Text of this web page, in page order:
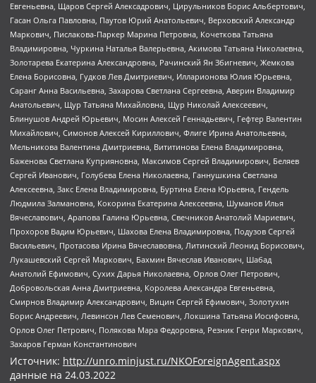
Евгеньевна, Щаров Сергей Алексадрович, Цирульников Борис Альбертович,
Гасан Ольга Павловна, Паутов Юрий Анатольевич, Верховский Александр
Маркович, Пислакова-Паркер Марина Петровна, Кочеткова Татьяна
Владимировна, Чуркина Наталья Валерьевна, Акимова Татьяна Николаевна,
Золотарева Екатерина Александровна, Рачинский Ян Збигневич, Жемкова
Елена Борисовна, Гудков Лев Дмитриевич, Илларионова Юлия Юрьевна,
Саранг Анна Васильевна, Захарова Светлана Сергеевна, Аверин Владимир
Анатольевич, Щур Татьяна Михайловна, Щур Николай Алексеевич,
Блинушов Андрей Юрьевич, Мосин Алексей Геннадьевич, Гефтер Валентин
Михайлович, Симонов Алексей Кириллович, Флиге Ирина Анатольевна,
Мельникова Валентина Дмитриевна, Вититинова Елена Владимировна,
Баженова Светлана Куприяновна, Максимов Сергей Владимирович, Беляев
Сергей Иванович, Голубева Елена Николаевна, Ганнушкина Светлана
Алексеевна, Закс Елена Владимировна, Буртина Елена Юрьевна, Гендель
Людмила Залмановна, Кокорина Екатерина Алексеевна, Шуманов Илья
Вячеславович, Арапова Галина Юрьевна, Свечников Анатолий Мариевич,
Прохоров Вадим Юрьевич, Шахова Елена Владимировна, Подузов Сергей
Васильевич, Протасова Ирина Вячеславовна, Литинский Леонид Борисович,
Лукашевский Сергей Маркович, Бахмин Вячеслав Иванович, Шабад
Анатолий Ефимович, Сухих Дарья Николаевна, Орлов Олег Петрович,
Добровольская Анна Дмитриевна, Королева Александра Евгеньевна,
Смирнов Владимир Александрович, Вицин Сергей Ефимович, Золотухин
Борис Андреевич, Левинсон Лев Семенович, Локшина Татьяна Иосифовна,
Орлов Олег Петрович, Полякова Мара Федоровна, Резник Генри Маркович,
Захаров Герман Константинович
Источник: http://unro.minjust.ru/NKOForeignAgent.aspx
данные на 24.03.2022